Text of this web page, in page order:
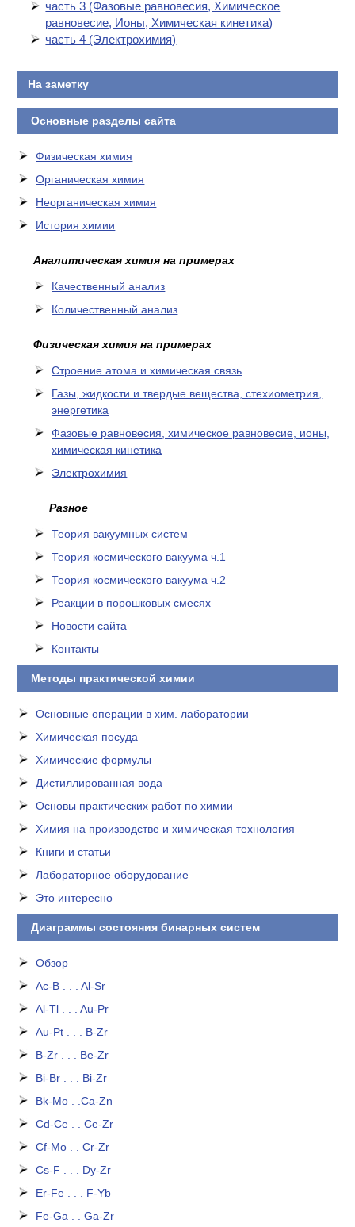
часть 3 (Фазовые равновесия, Химическое
равновесие, Ионы, Химическая кинетика)
часть 4 (Электрохимия)
На заметку
Основные разделы сайта
Физическая химия
Органическая химия
Неорганическая химия
История химии
Аналитическая химия на примерах
Качественный анализ
Количественный анализ
Физическая химия на примерах
Cтроение атома и химическая связь
Газы, жидкости и твердые вещества, стехиометрия,
энергетика
Фазовые равновесия, химическое равновесие, ионы,
химическая кинетика
Электрохимия
Разное
Теория вакуумных систем
Теория космического вакуума ч.1
Теория космического вакуума ч.2
Реакции в порошковых смесях
Новости сайта
Контакты
Методы практической химии
Основные операции в хим. лаборатории
Химическая посуда
Химические формулы
Дистиллированная вода
Основы практических работ по химии
Химия на производстве и химическая технология
Книги и статьи
Лабораторное оборудование
Это интересно
Диаграммы состояния бинарных систем
Обзор
Ac-B . . . Al-Sr
Al-Tl . . . Au-Pr
Au-Pt . . . B-Zr
B-Zr . . . Be-Zr
Bi-Br . . . Bi-Zr
Bk-Mo . .Ca-Zn
Cd-Ce . . Ce-Zr
Cf-Mo . . Cr-Zr
Cs-F . . . Dy-Zr
Er-Fe . . . F-Yb
Fe-Ga . . Ga-Zr